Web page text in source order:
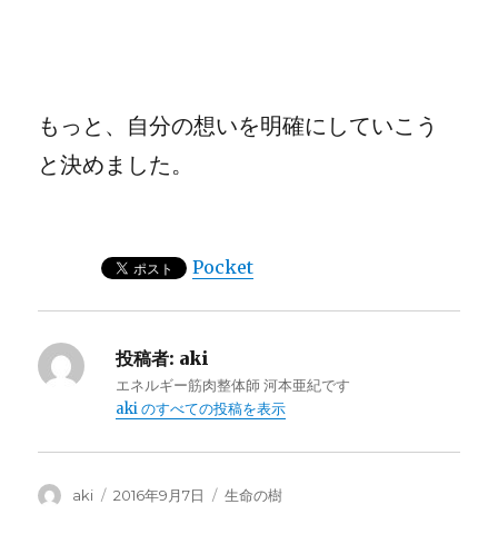
もっと、自分の想いを明確にしていこう
と決めました。
Pocket
投稿者: aki
エネルギー筋肉整体師 河本亜紀です
aki のすべての投稿を表示
投
aki
投
2016年9月7日
カ
生命の樹